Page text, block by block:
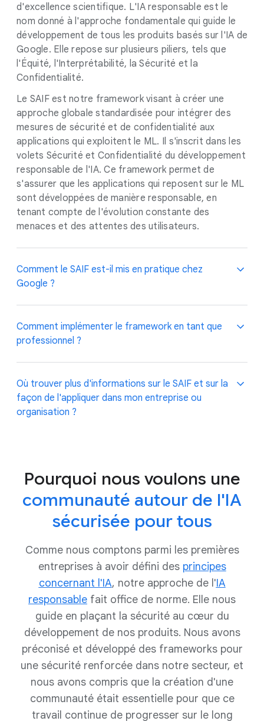
d'excellence scientifique. L'IA responsable est le
nom donné à l'approche fondamentale qui guide le
développement de tous les produits basés sur l'IA de
Google. Elle repose sur plusieurs piliers, tels que
l'Équité, l'Interprétabilité, la Sécurité et la
Confidentialité.
Le SAIF est notre framework visant à créer une
approche globale standardisée pour intégrer des
mesures de sécurité et de confidentialité aux
applications qui exploitent le ML. Il s'inscrit dans les
volets Sécurité et Confidentialité du développement
responsable de l'IA. Ce framework permet de
s'assurer que les applications qui reposent sur le ML
sont développées de manière responsable, en
tenant compte de l'évolution constante des
menaces et des attentes des utilisateurs.
Comment le SAIF est-il mis en pratique chez
Google ?
Google est depuis longtemps un précurseur de l'IA
responsable et du développement de la
innovations liées à l'IA. Notre framework d'IA
sécurisé découle de notre longue expérience et des
bonnes pratiques que nous avons développées et
assurer sécurité et confidentialité. Nous
continuerons d'adapter et de développer le SAIF
l'évolution du secteur et des avancées de l'IA.
Comment implémenter le framework en tant que
professionnel ?
Consultez notre guide rapide sur l'implémentation du
framework SAIF :
Étape 1 : Comprenez en quoi consistera
modèle vous aidera à déterminer
les règles, protocoles et
le cadre du SAIF.
Le développement et le
déploiement de systèmes d'IA,
comme ceux des systèmes
traditionnels, nécessitent la
collaboration de plusieurs équipes.
Les systèmes d'IA sont souvent
complexes et peu transparents.
Ils incluent de nombreuses
variables, reposent sur un grand
volume de données et nécessitent
beaucoup de ressources. De plus,
ils peuvent être utilisés pour
Où trouver plus d'informations sur le SAIF et sur la
façon de l'appliquer dans mon entreprise ou
organisation ?
recommandations et outils liés au framework d'IA
sécurisé, ainsi que d'autres bonnes pratiques
concernant le développement d'applications d'IA.
Pourquoi nous voulons une
communauté autour de l'IA
sécurisée pour tous
Comme nous comptons parmi les premières
entreprises à avoir défini des principes
concernant l'IA, notre approche de l'IA
responsable fait office de norme. Elle nous
guide en plaçant la sécurité au cœur du
développement de nos produits. Nous avons
préconisé et développé des frameworks pour
une sécurité renforcée dans notre secteur, et
nous avons compris que la création d'une
communauté était essentielle pour que ce
travail continue de progresser sur le long